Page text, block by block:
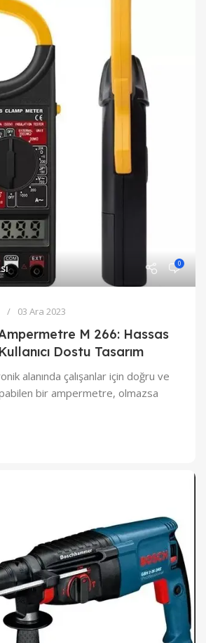
0
03 Ara 2023
M 266: Hassas
Dostu Tasarım
alanında çalışanlar için doğru ve
bir ampermetre, olmazsa